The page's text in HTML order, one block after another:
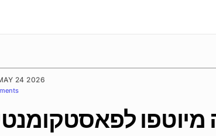
24 2026
מיוטפו